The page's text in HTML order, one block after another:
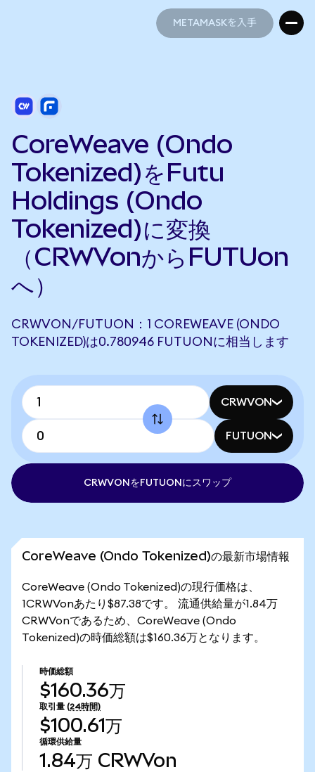
METAMASKを入手
CoreWeave (Ondo
Tokenized)をFutu
Holdings (Ondo
Tokenized)に変換
（CRWVonからFUTUon
へ）
CRWVON/FUTUON：1 COREWEAVE (ONDO
TOKENIZED)は0.780946 FUTUONに相当します
CRWVON
FUTUON
CRWVONをFUTUONにスワップ
CoreWeave (Ondo Tokenized)の最新市場情報
CoreWeave (Ondo Tokenized)の現行価格は、
1CRWVonあたり$87.38です。 流通供給量が1.84万
CRWVonであるため、CoreWeave (Ondo
Tokenized)の時価総額は$160.36万となります。
時価総額
$160.36万
取引量 (24時間)
$100.61万
循環供給量
1.84万 CRWVon